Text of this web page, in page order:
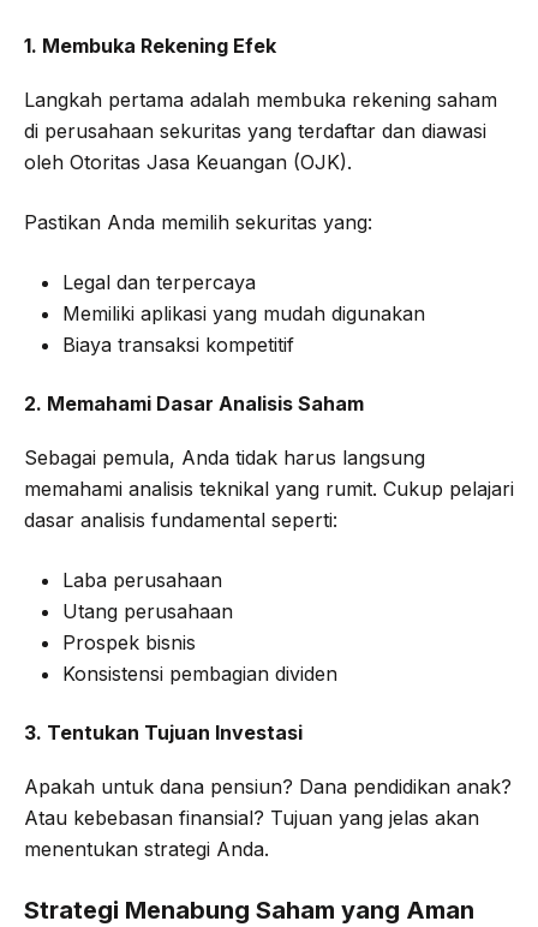
1. Membuka Rekening Efek
Langkah pertama adalah membuka rekening saham
di perusahaan sekuritas yang terdaftar dan diawasi
oleh Otoritas Jasa Keuangan (OJK).
Pastikan Anda memilih sekuritas yang:
Legal dan terpercaya
Memiliki aplikasi yang mudah digunakan
Biaya transaksi kompetitif
2. Memahami Dasar Analisis Saham
Sebagai pemula, Anda tidak harus langsung
memahami analisis teknikal yang rumit. Cukup pelajari
dasar analisis fundamental seperti:
Laba perusahaan
Utang perusahaan
Prospek bisnis
Konsistensi pembagian dividen
3. Tentukan Tujuan Investasi
Apakah untuk dana pensiun? Dana pendidikan anak?
Atau kebebasan finansial? Tujuan yang jelas akan
menentukan strategi Anda.
Strategi Menabung Saham yang Aman